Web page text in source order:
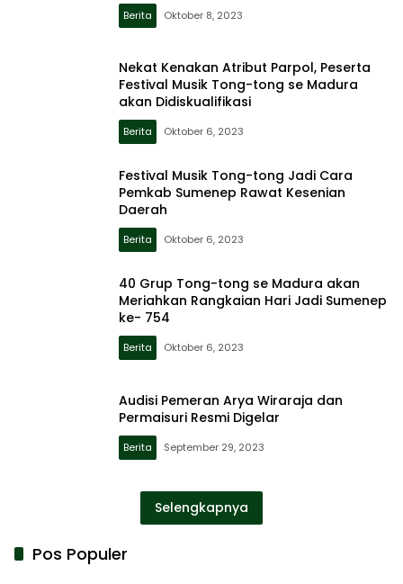
Berita Oktober 8, 2023
Nekat Kenakan Atribut Parpol, Peserta
Festival Musik Tong-tong se Madura
akan Didiskualifikasi
Berita Oktober 6, 2023
Festival Musik Tong-tong Jadi Cara
Pemkab Sumenep Rawat Kesenian
Daerah
Berita Oktober 6, 2023
40 Grup Tong-tong se Madura akan
Meriahkan Rangkaian Hari Jadi Sumenep
ke- 754
Berita Oktober 6, 2023
Audisi Pemeran Arya Wiraraja dan
Permaisuri Resmi Digelar
Berita September 29, 2023
Selengkapnya
Pos Populer